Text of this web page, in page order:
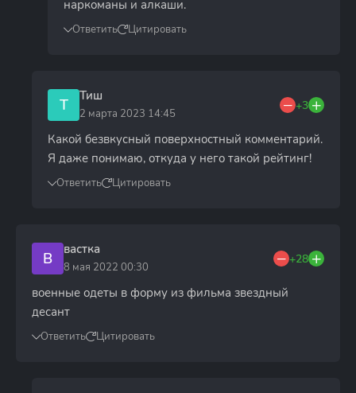
наркоманы и алкаши.
Ответить Цитировать
Т Тиш
2 марта 2023 14:45
+3
Какой безвкусный поверхностный комментарий.
Я даже понимаю, откуда у него такой рейтинг!
Ответить Цитировать
В вастка
8 мая 2022 00:30
+28
военные одеты в форму из фильма звездный
десант
Ответить Цитировать